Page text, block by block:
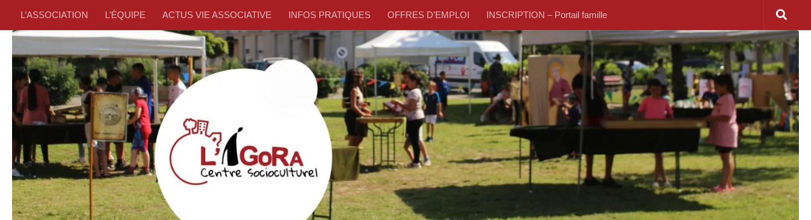
Skip to content
L’ASSOCIATION L’ÉQUIPE ACTUS VIE ASSOCIATIVE INFOS PRATIQUES OFFRES D’EMPLOI INSCRIPTION – Portail famille